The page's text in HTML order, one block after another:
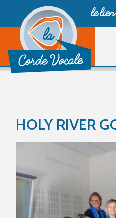
le
HOLY RIVER